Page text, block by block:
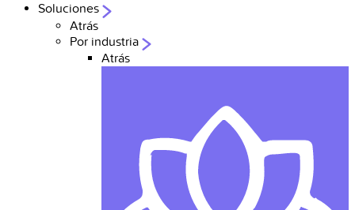
Soluciones
Atrás
Por industria
Atrás